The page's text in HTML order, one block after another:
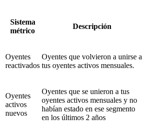
Sistema
métrico
Descripción
Oyentes
reactivados
Oyentes que volvieron a unirse a
tus oyentes activos mensuales.
Oyentes
activos
nuevos
Oyentes que se unieron a tus
oyentes activos mensuales y no
habían estado en ese segmento
en los últimos 2 años